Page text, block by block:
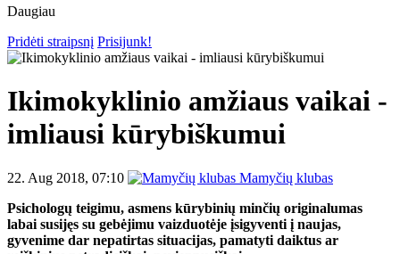
Daugiau
Pridėti straipsnį Prisijunk!
Ikimokyklinio amžiaus vaikai -
imliausi kūrybiškumui
22. Aug 2018, 07:10
Mamyčių klubas
Psichologų teigimu, asmens kūrybinių minčių originalumas
labai susijęs su gebėjimu vaizduotėje įsigyventi į naujas,
gyvenime dar nepatirtas situacijas, pamatyti daiktus ar